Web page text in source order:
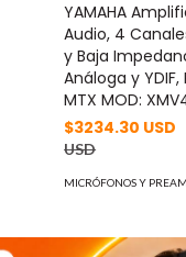
YAMAHA
Audio, 4
y Baja
Análoga y YDIF,
MTX MOD:
$3234.30 USD
USD
MICRÓFONOS Y